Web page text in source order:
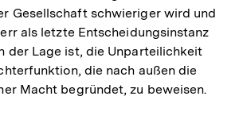
Gesellschaft schwieriger wird und
als letzte Entscheidungsinstanz
der Lage ist, die Unparteilichkeit
die nach außen die
Macht begründet, zu beweisen.